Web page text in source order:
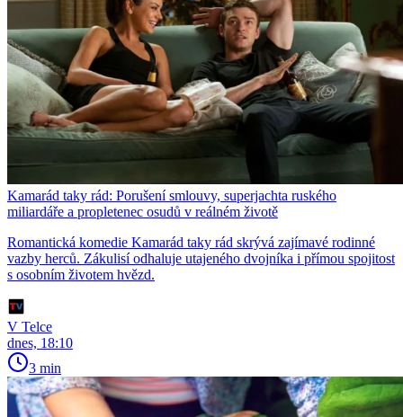
Kamarád taky rád: Porušení smlouvy, superjachta ruského
miliardáře a propletenec osudů v reálném životě
Romantická komedie Kamarád taky rád skrývá zajímavé rodinné
vazby herců. Zákulisí odhaluje utajeného dvojníka i přímou spojitost
s osobním životem hvězd.
V Telce
dnes, 18:10
3 min